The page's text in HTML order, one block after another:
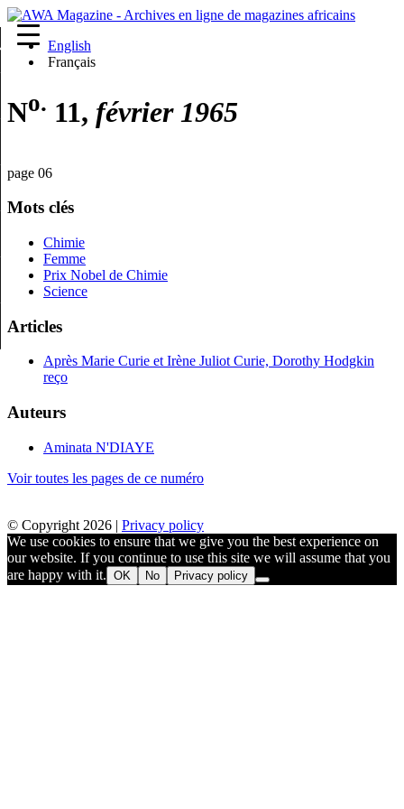
English
Français
No. 11, février 1965
page 06
Mots clés
Chimie
Femme
Prix Nobel de Chimie
Science
Articles
Après Marie Curie et Irène Juliot Curie, Dorothy Hodgkin
reço
Auteurs
Aminata N'DIAYE
Voir toutes les pages de ce numéro
© Copyright 2026 | Privacy policy
We use cookies to ensure that we give you the best experience on
our website. If you continue to use this site we will assume that you
are happy with it. OK No Privacy policy